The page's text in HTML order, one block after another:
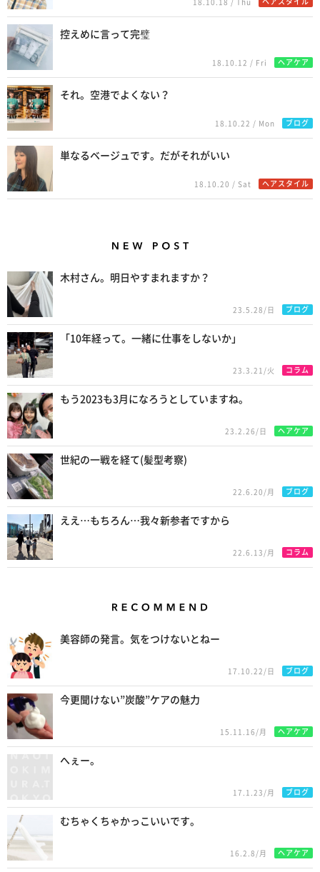
18.10.18 / Thu ヘアスタイル
控えめに言って完璧
18.10.12 / Fri ヘアケア
それ。空港でよくない？
18.10.22 / Mon ブログ
単なるベージュです。だがそれがいい
18.10.20 / Sat ヘアスタイル
木村さん。明日やすまれますか？
23.5.28/日 ブログ
「10年経って。一緒に仕事をしないか」
23.3.21/火 コラム
もう2023も3月になろうとしていますね。
23.2.26/日 ヘアケア
世紀の一戦を経て(髪型考察)
22.6.20/月 ブログ
ええ…もちろん…我々新参者ですから
22.6.13/月 コラム
美容師の発言。気をつけないとねー
17.10.22/日 ブログ
今更聞けない”炭酸”ケアの魅力
15.11.16/月 ヘアケア
へぇー。
17.1.23/月 ブログ
むちゃくちゃかっこいいです。
16.2.8/月 ヘアケア